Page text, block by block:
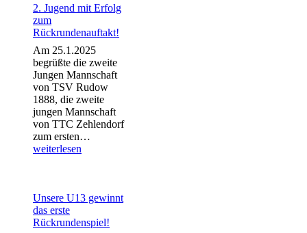
zu
letzten
Spielen
2. Jugend mit Erfolg
zum
Rückrundenauftakt!
Am 25.1.2025
begrüßte die zweite
Jungen Mannschaft
von TSV Rudow
1888, die zweite
jungen Mannschaft
von TTC Zehlendorf
zum ersten…
Rückrundenauftakt!
weiterlesen
Unsere U13 gewinnt
das erste
Rückrundenspiel!